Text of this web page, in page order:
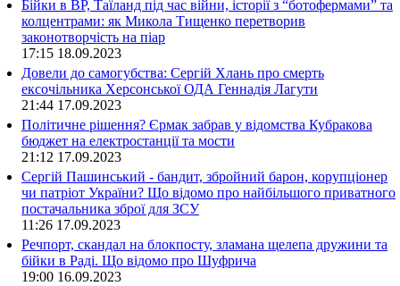
Бійки в ВР, Таїланд під час війни, історії з “ботофермами” та
колцентрами: як Микола Тищенко перетворив
законотворчість на піар
17:15 18.09.2023
Довели до самогубства: Сергій Хлань про смерть
ексочільника Херсонської ОДА Геннадія Лагути
21:44 17.09.2023
Політичне рішення? Єрмак забрав у відомства Кубракова
бюджет на електростанції та мости
21:12 17.09.2023
Сергій Пашинський - бандит, збройний барон, корупціонер
чи патріот України? Що відомо про найбільшого приватного
постачальника зброї для ЗСУ
11:26 17.09.2023
Речпорт, скандал на блокпосту, зламана щелепа дружини та
бійки в Раді. Що відомо про Шуфрича
19:00 16.09.2023